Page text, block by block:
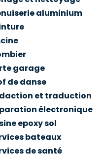
aluminium
garage
de danse
et traduction
électronique
epoxy sol
bateaux
de santé